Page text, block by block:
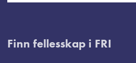
Finn fellesskap i FRI